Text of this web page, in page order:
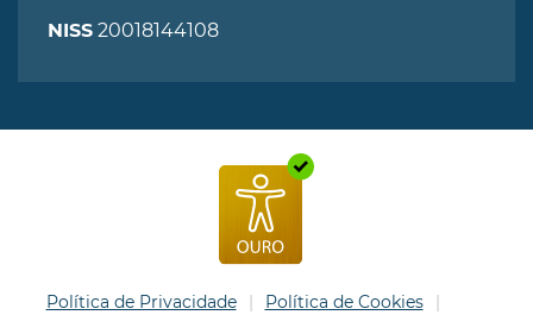
NISS 20018144108
Política de Privacidade
Política de Cookies